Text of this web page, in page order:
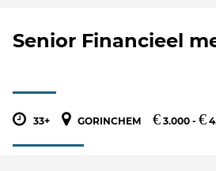
Senior Financieel
33+ GORINCHEM € 3.000 - €